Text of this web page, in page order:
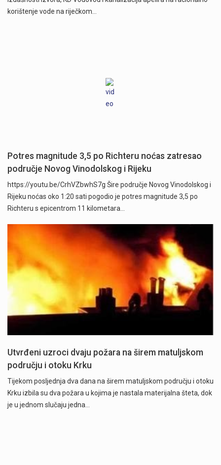
korištenje vode na riječkom…
Potres magnitude 3,5 po Richteru noćas zatresao
područje Novog Vinodolskog i Rijeku
https://youtu.be/CrhVZbwhS7g Šire područje Novog Vinodolskog i
Rijeku noćas oko 1:20 sati pogodio je potres magnitude 3,5 po
Richteru s epicentrom 11 kilometara…
Utvrđeni uzroci dvaju požara na širem matuljskom
području i otoku Krku
Tijekom posljednja dva dana na širem matuljskom području i otoku
Krku izbila su dva požara u kojima je nastala materijalna šteta, dok
je u jednom slučaju jedna…